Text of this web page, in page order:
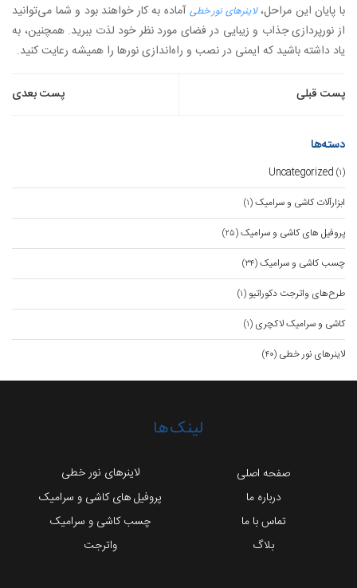
با پایان این مراحل،لاینرهای نور خطی آماده به کار خواهند بود و شما می‌توانید
از نورپردازی جذاب و زیبایی در فضای مورد نظر خود لذت ببرید. همچنین، به
یاد داشته باشید که ایمنی در نصب و راه‌اندازی نورها را همیشه رعایت کنید.
راهبری
نوشته
پست قبلی پست بعدی
دسته‌ها
Uncategorized (۱)
ابزارآلات کاشی و سرامیک(۱)
پروفیل های کاشی و سرامیک(۲۵)
چسب کاشی و سرامیک(۳۴)
طرح‌های واترجت دکوراتیو (۱)
کاشی و سرامیک لاکچری (۱)
لاینرهای نور خطی (۴۰)
لینک‌ها
صفحه اصلی
لاینرهای نور خطی
درباره ما
پروفیل های کاشی و سرامیک
تماس با ما
چسب کاشی و سرامیک
بلاگ
واترجت